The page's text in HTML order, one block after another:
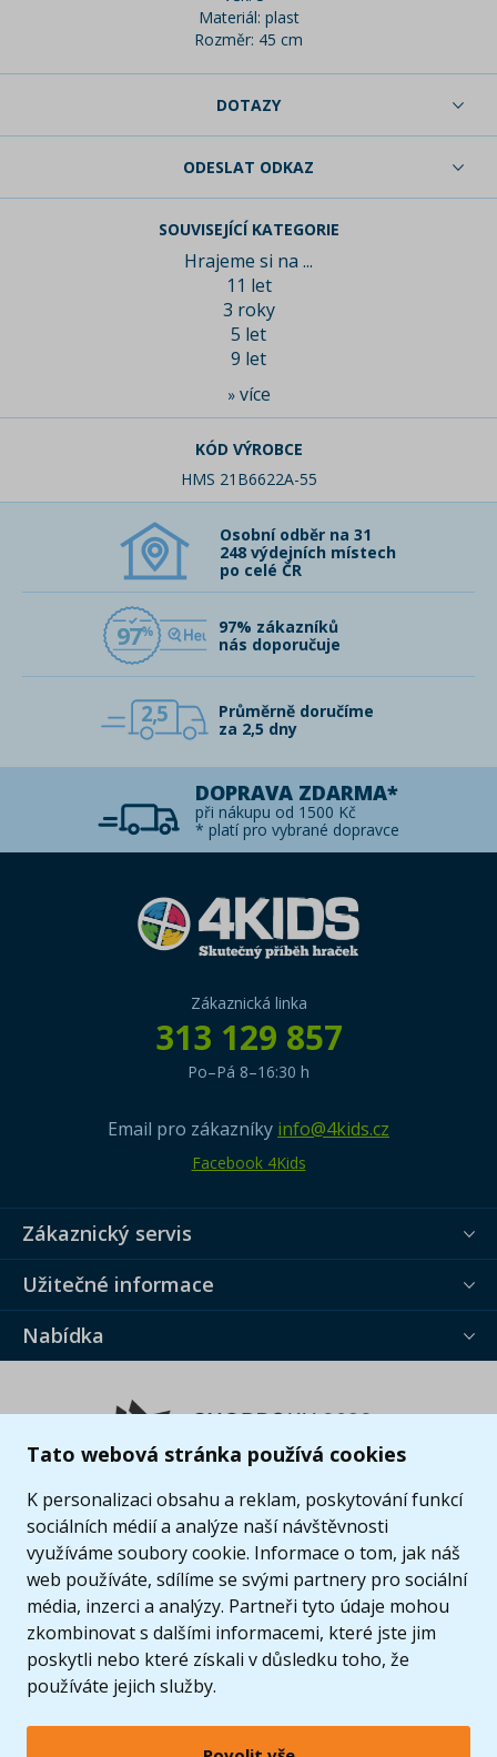
Tato webová stránka používá cookies
K personalizaci obsahu a reklam, poskytování funkcí
sociálních médií a analýze naší návštěvnosti
využíváme soubory cookie. Informace o tom, jak náš
web používáte, sdílíme se svými partnery pro sociální
média, inzerci a analýzy. Partneři tyto údaje mohou
zkombinovat s dalšími informacemi, které jste jim
poskytli nebo které získali v důsledku toho, že
používáte jejich služby.
Materiál: plast
Rozměr: 45 cm
DOTAZY
ODESLAT ODKAZ
SOUVISEJÍCÍ KATEGORIE
Hrajeme si na ...
11 let
3 roky
5 let
9 let
» více
KÓD VÝROBCE
HMS 21B6622A-55
Osobní odběr na 31
248 výdejních místech
po celé ČR
97
97% zákazníků
nás doporučuje
2,5
Průměrně doručíme
za 2,5 dny
DOPRAVA ZDARMA*
při nákupu od 1500 Kč
* platí pro vybrané dopravce
Zákaznická linka
313 129 857
Po–Pá 8–16:30 h
Email pro zákazníky info@4kids.cz
Facebook 4Kids
Zákaznický servis
Užitečné informace
Nabídka